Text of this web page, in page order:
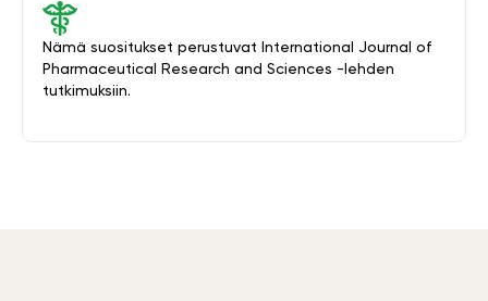
Nämä suositukset perustuvat International Journal of
Pharmaceutical Research and Sciences -lehden
tutkimuksiin.